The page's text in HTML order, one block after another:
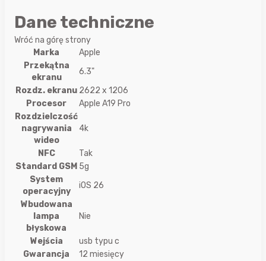
Dane techniczne
Wróć na górę strony
Marka
Apple
Przekątna
ekranu
6.3"
Rozdz. ekranu 2622 x 1206
Procesor
Apple A19 Pro
Rozdzielczość
nagrywania
wideo
4k
NFC
Tak
Standard GSM 5g
System
operacyjny
iOS 26
Wbudowana
lampa
błyskowa
Nie
Wejścia
usb typu c
Gwarancja
12 miesięcy